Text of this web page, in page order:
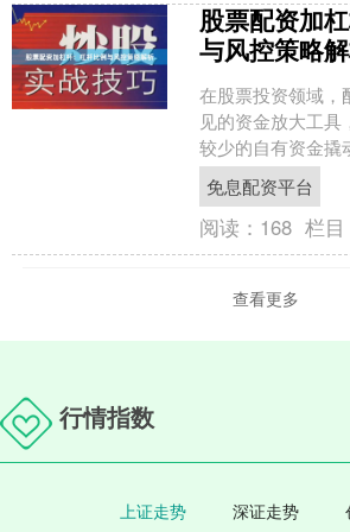
股票配资加
与风控策略
在股票投资领域，
见的资金放大工
较少的自有资金撬
然而，杠杆操作如
台，既可能放大收
免息配资平台
阅读： 168 栏目
查看更多
行情指数
上证走势 深证走势